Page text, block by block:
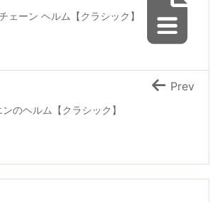
チェーン ヘルム【クラシック】
のヘルム【クラシック】
Prev